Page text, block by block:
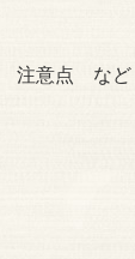
注意点 な